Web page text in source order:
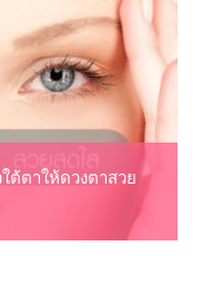
ต้ตาให้ดวงตาสวย